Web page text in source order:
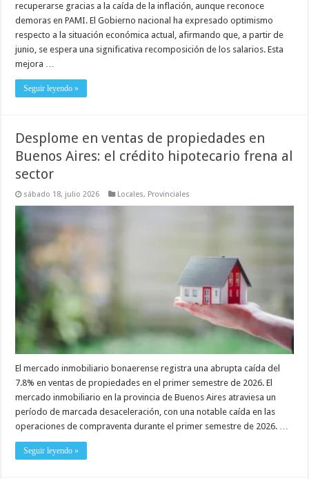
recuperarse gracias a la caída de la inflación, aunque reconoce
demoras en PAMI. El Gobierno nacional ha expresado optimismo
respecto a la situación económica actual, afirmando que, a partir de
junio, se espera una significativa recomposición de los salarios. Esta
mejora …
Seguir leyendo »
Desplome en ventas de propiedades en
Buenos Aires: el crédito hipotecario frena al
sector
sábado 18, julio 2026 Locales, Provinciales
El mercado inmobiliario bonaerense registra una abrupta caída del
7.8% en ventas de propiedades en el primer semestre de 2026. El
mercado inmobiliario en la provincia de Buenos Aires atraviesa un
período de marcada desaceleración, con una notable caída en las
operaciones de compraventa durante el primer semestre de 2026. …
Seguir leyendo »